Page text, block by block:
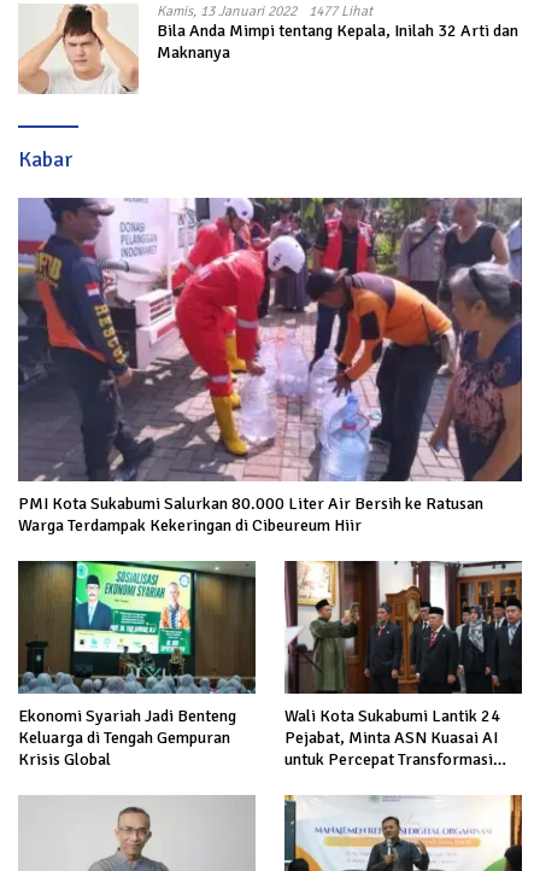
Kamis, 13 Januari 2022 1477 Lihat
Bila Anda Mimpi tentang Kepala, Inilah 32 Arti dan
Maknanya
Kabar
PMI Kota Sukabumi Salurkan 80.000 Liter Air Bersih ke Ratusan
Warga Terdampak Kekeringan di Cibeureum Hiir
Ekonomi Syariah Jadi Benteng
Keluarga di Tengah Gempuran
Krisis Global
Wali Kota Sukabumi Lantik 24
Pejabat, Minta ASN Kuasai AI
untuk Percepat Transformasi